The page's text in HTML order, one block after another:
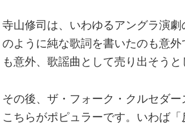
寺山修司は、いわゆるアングラ演
のように純な歌詞を書いたのも意
も意外、歌謡曲として売り出そうと
その後、ザ・フォーク・クルセダ
こちらがポピュラーです。いわば